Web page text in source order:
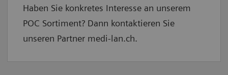
Haben Sie konkretes Interesse an unserem
POC Sortiment? Dann kontaktieren Sie
unseren Partner medi-lan.ch.